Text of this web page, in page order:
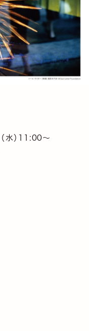
水）11:00～